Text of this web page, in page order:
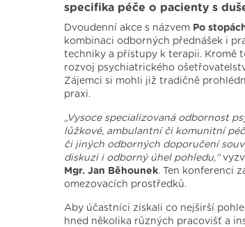
specifika péče o pacienty s
Dvoudenní akce s názvem Po
kombinaci odborných přednášek i
techniky a přístupy k terapii. Kromě
rozvoj psychiatrického
Zájemci si mohli již tradičně
praxi.
„Vysoce specializovaná odbornost
lůžkové, ambulantní či komunitní
či jiných odborných doporučení
diskuzi i odborný úhel pohledu,“
Mgr. Jan Běhounek. Ten konferenci
omezovacích prostředků.
Aby účastníci získali co nejširší
hned několika různých pracovišť a